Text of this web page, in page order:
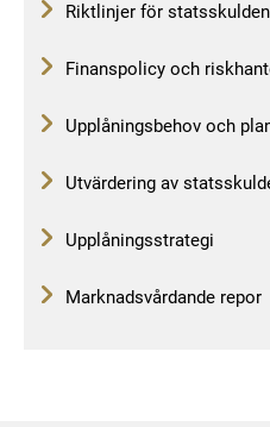
Riktlinjer för
Finanspolicy och
Upplåningsbehov och
Utvärdering av
Upplåningsstrategi
Marknadsvårdande repor